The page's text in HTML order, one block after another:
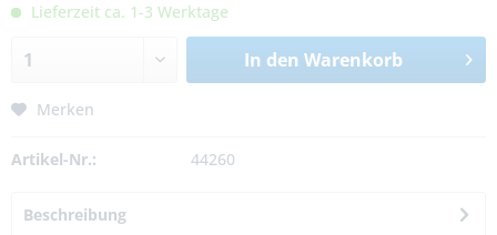
Lieferzeit ca. 1-3 Werktage
In den Warenkorb
Merken
Artikel-Nr.: 44260
Beschreibung